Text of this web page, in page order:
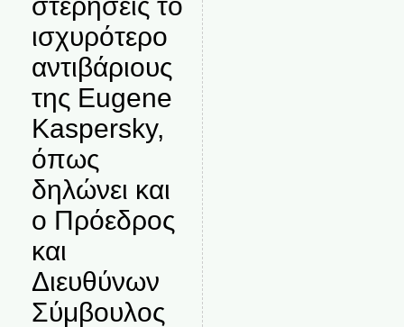
ισχυρότερο
αντιβάριους
της Eugene
Kaspersky,
όπως
δηλώνει και
ο Πρόεδρος
και
Διευθύνων
Σύμβουλος